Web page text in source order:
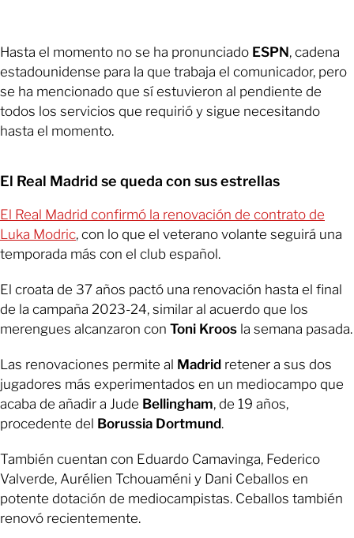
Hasta el momento no se ha pronunciado ESPN, cadena
estadounidense para la que trabaja el comunicador, pero
se ha mencionado que sí estuvieron al pendiente de
todos los servicios que requirió y sigue necesitando
hasta el momento.
El Real Madrid se queda con sus estrellas
El Real Madrid confirmó la renovación de contrato de
Luka Modric, con lo que el veterano volante seguirá una
temporada más con el club español.
El croata de 37 años pactó una renovación hasta el final
de la campaña 2023-24, similar al acuerdo que los
merengues alcanzaron con Toni Kroos la semana pasada.
Las renovaciones permite al Madrid retener a sus dos
jugadores más experimentados en un mediocampo que
acaba de añadir a Jude Bellingham, de 19 años,
procedente del Borussia Dortmund.
También cuentan con Eduardo Camavinga, Federico
Valverde, Aurélien Tchouaméni y Dani Ceballos en
potente dotación de mediocampistas. Ceballos también
renovó recientemente.